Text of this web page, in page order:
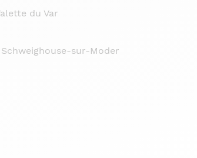
du Var
sur-Moder